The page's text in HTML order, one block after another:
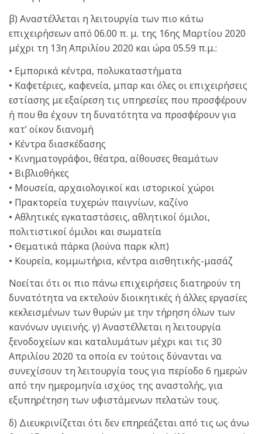
β) Αναστέλλεται η λειτουργία των πιο κάτω
επιχειρήσεων από 06.00 π. μ. της 16ης Μαρτίου 2020
μέχρι τη 13η Απριλίου 2020 και ώρα 05.59 π.μ.:
• Εμπορικά κέντρα, πολυκαταστήματα
• Καφετέριες, καφενεία, μπαρ και όλες οι επιχειρήσεις
εστίασης με εξαίρεση τις υπηρεσίες που προσφέρουν
ή που θα έχουν τη δυνατότητα να προσφέρουν για
κατ’ οίκον διανομή
• Κέντρα διασκέδασης
• Κινηματογράφοι, θέατρα, αίθουσες θεαμάτων
• Βιβλιοθήκες
• Μουσεία, αρχαιολογικοί και ιστορικοί χώροι
• Πρακτορεία τυχερών παιγνίων, καζίνο
• Αθλητικές εγκαταστάσεις, αθλητικοί όμιλοι,
πολιτιστικοί όμιλοι και σωματεία
• Θεματικά πάρκα (λούνα παρκ κλπ)
• Κουρεία, κομμωτήρια, κέντρα αισθητικής-μασάζ
Νοείται ότι οι πιο πάνω επιχειρήσεις διατηρούν τη
δυνατότητα να εκτελούν διοικητικές ή άλλες εργασίες
κεκλεισμένων των θυρών με την τήρηση όλων των
κανόνων υγιεινής. γ) Αναστέλλεται η λειτουργία
ξενοδοχείων και καταλυμάτων μέχρι και τις 30
Απριλίου 2020 τα οποία εν τούτοις δύνανται να
συνεχίσουν τη λειτουργία τους για περίοδο 6 ημερών
από την ημερομηνία ισχύος της αναστολής, για
εξυπηρέτηση των υφιστάμενων πελατών τους.
δ) Διευκρινίζεται ότι δεν επηρεάζεται από τις ως άνω